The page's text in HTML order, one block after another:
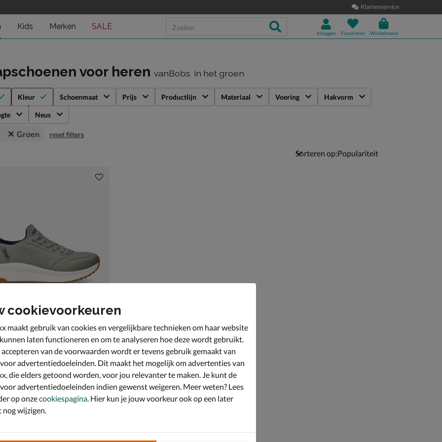
Klantenservice
Kids Merken SALE
Inloggen Favorieten Winkelmand
voor heren vanBobs in het groen
Kleur Schoenmaat Prijs Productlijn Materiaal Voering Hakvorm
Neus
Groen reset filters
Sorteren op:
Free Slip-Ins Squad 4
- groen
cookievoorkeuren
maakt gebruik van cookies en vergelijkbare technieken om haar website
laten functioneren en om te analyseren hoe deze wordt gebruikt.
van de voorwaarden wordt er tevens gebruik gemaakt van
advertentiedoeleinden. Dit maakt het mogelijk om advertenties van
die elders getoond worden, voor jou relevanter te maken. Je kunt de
advertentiedoeleinden indien gewenst weigeren. Meer weten? Lees
op onzecookiespagina. Hier kun je jouw voorkeur ook op een later
nog wijzigen.